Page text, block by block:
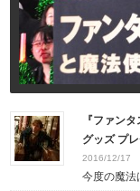
『ファン
グッズ プ
2016/12/17
今度の魔法